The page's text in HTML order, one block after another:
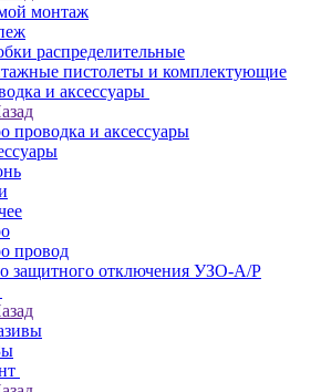
монтаж
распределительные
пистолеты и комплектующие
и аксессуары
проводка и аксессуары
провод
защитного отключения УЗО-А/Р